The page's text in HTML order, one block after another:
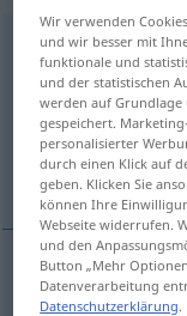
papkowaty <-to>
Übersicht aller
(Für mehr Details
breiartig
brei(art)ig
Wir verwenden
und wir besser mit
funktionale und
und der statistischen
werden auf
gespeichert.
personalisierter
durch einen Klick auf
geben. Klicken Sie
können Ihre
Webseite widerrufen.
und den
Button „Mehr
Datenverarbeitung
Datenschutzerklärung.